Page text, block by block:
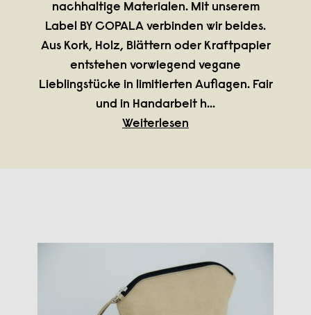
nachhaltige Materialen. Mit unserem
Label BY COPALA verbinden wir beides.
Aus Kork, Holz, Blättern oder Kraftpapier
entstehen vorwiegend vegane
Lieblingstücke in limitierten Auflagen. Fair
und in Handarbeit h...
Weiterlesen